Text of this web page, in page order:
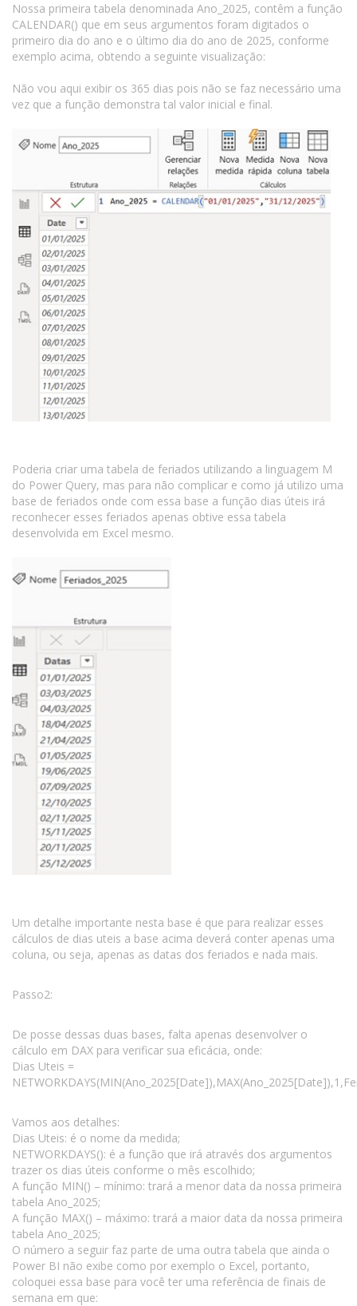
Nossa primeira tabela denominada Ano_2025, contêm a função
CALENDAR() que em seus argumentos foram digitados o
primeiro dia do ano e o último dia do ano de 2025, conforme
exemplo acima, obtendo a seguinte visualização:
Não vou aqui exibir os 365 dias pois não se faz necessário uma
vez que a função demonstra tal valor inicial e final.
Poderia criar uma tabela de feriados utilizando a linguagem M
do Power Query, mas para não complicar e como já utilizo uma
base de feriados onde com essa base a função dias úteis irá
reconhecer esses feriados apenas obtive essa tabela
desenvolvida em Excel mesmo.
Um detalhe importante nesta base é que para realizar esses
cálculos de dias uteis a base acima deverá conter apenas uma
coluna, ou seja, apenas as datas dos feriados e nada mais.
Passo2:
De posse dessas duas bases, falta apenas desenvolver o
cálculo em DAX para verificar sua eficácia, onde:
Dias Uteis =
Vamos aos detalhes:
Dias Uteis: é o nome da medida;
NETWORKDAYS(): é a função que irá através dos argumentos
trazer os dias úteis conforme o mês escolhido;
A função MIN() – mínimo: trará a menor data da nossa primeira
tabela Ano_2025;
A função MAX() – máximo: trará a maior data da nossa primeira
tabela Ano_2025;
O número a seguir faz parte de uma outra tabela que ainda o
Power BI não exibe como por exemplo o Excel, portanto,
coloquei essa base para você ter uma referência de finais de
semana em que: